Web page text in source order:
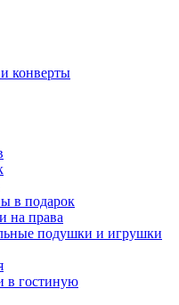
конверты
в подарок
на права
подушки и игрушки
в гостиную